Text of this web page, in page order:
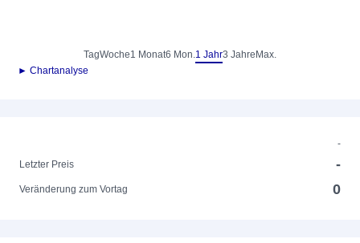
TagWoche1 Monat6 Mon.1 Jahr3 Jahre Max.
► Chartanalyse
-
Letzter Preis
-
Veränderung zum Vortag 0